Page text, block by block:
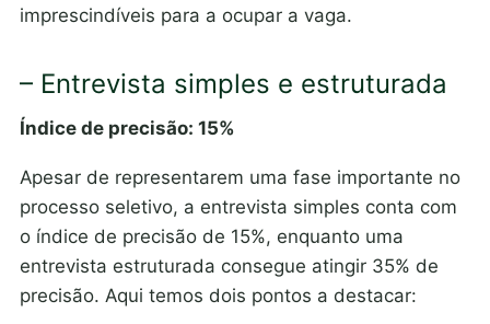
imprescindíveis para a ocupar a vaga.
– Entrevista simples e estruturada
Índice de precisão: 15%
Apesar de representarem uma fase importante no
processo seletivo, a entrevista simples conta com
o índice de precisão de 15%, enquanto uma
entrevista estruturada consegue atingir 35% de
precisão. Aqui temos dois pontos a destacar: